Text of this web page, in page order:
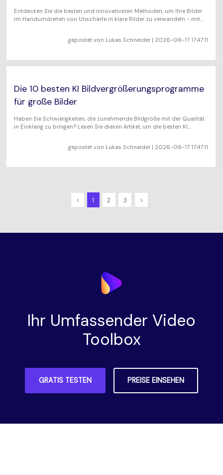
Entdecken Sie die besten und innovativsten Methoden, um Ihre Bilder
im Handumdrehen von Unschärfe in klare Bilder zu verwandeln - mit
gepostet von Lukas Schneider | 2026-06-17 17:47:11
Die 10 besten KI Bildvergrößerungsprogramme
für große Bilder
Haben Sie Schwierigkeiten, die zunehmende Bildgröße mit der Qualität
in Einklang zu bringen? Lesen Sie diesen Artikel, um die besten KI
gepostet von Lukas Schneider | 2026-06-17 17:47:11
< 1 2 3 >
Ihr Umfassender Video
Toolbox
GRATIS TESTEN PREISE EINSEHEN